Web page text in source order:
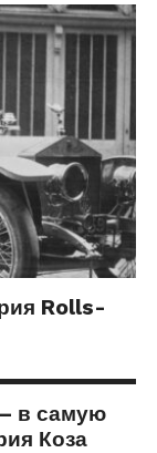
Rolls-
в самую
Коза